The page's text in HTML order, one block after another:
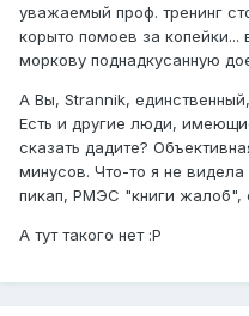
уважаемый проф. тренинг
корыто помоев за
моркову поднадкусанную
А Вы, Strannik,
Есть и другие люди,
сказать дадите?
минусов. Что-то я не видела
пикап, РМЭС "книги жалоб",
А тут такого нет :P